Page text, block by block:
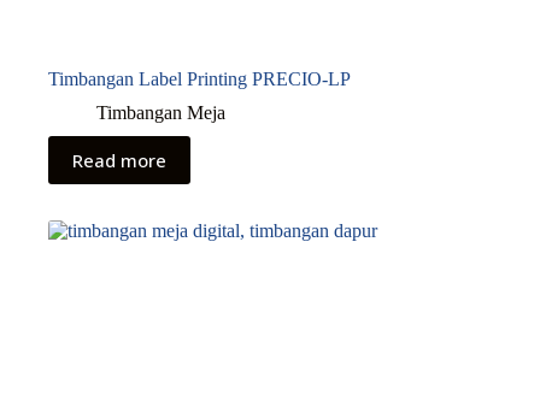
Timbangan Label Printing PRECIO-LP
Timbangan Meja
Read more